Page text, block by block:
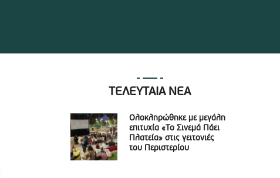
ΤΕΛΕΥΤΑΙΑ ΝΕΑ
Ολοκληρώθηκε με μεγάλη
επιτυχία «Το Σινεμά Πάει
Πλατεία» στις γειτονιές
του Περιστερίου